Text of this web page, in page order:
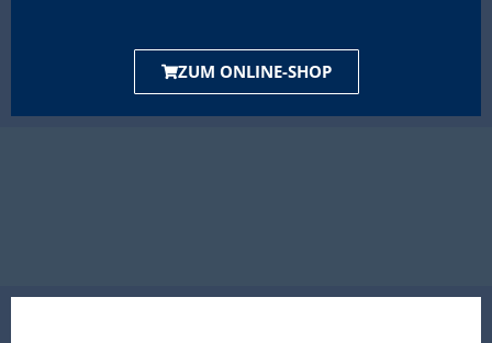
ZUM ONLINE-SHOP